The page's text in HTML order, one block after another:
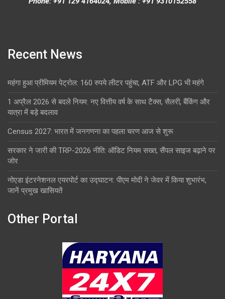
Recent News
महंगा हुआ प्रीमियम पेट्रोल: 160 रुपये लीटर पहुंचा, ATF और LPG भी महंगे
1 अप्रैल 2026 से बदले नियम: नए वित्तीय वर्ष के साथ टैक्स, सैलरी, बैंकिंग और
यात्रा में बड़े बदलाव
Census 2027: भारत में जनगणना का पहला चरण आज से शुरू
सरकार ने जारी की TRP-2026 नीति: ऑडिट नियम सख्त, सैंपल साइज बढ़ाने पर
जोर
नोएडा इंटरनेशनल एयरपोर्ट का उद्घाटन: पीएम मोदी ने जेवर में किया शुभारंभ,
जानें प्रमुख खासियतें
Other Portal